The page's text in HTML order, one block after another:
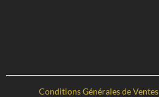
Conditions Générales de Ventes